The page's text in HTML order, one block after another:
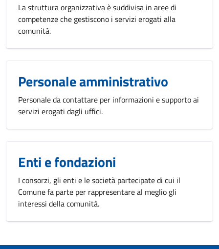
La struttura organizzativa è suddivisa in aree di
competenze che gestiscono i servizi erogati alla
comunità.
Personale amministrativo
Personale da contattare per informazioni e supporto ai
servizi erogati dagli uffici.
Enti e fondazioni
I consorzi, gli enti e le società partecipate di cui il
Comune fa parte per rappresentare al meglio gli
interessi della comunità.